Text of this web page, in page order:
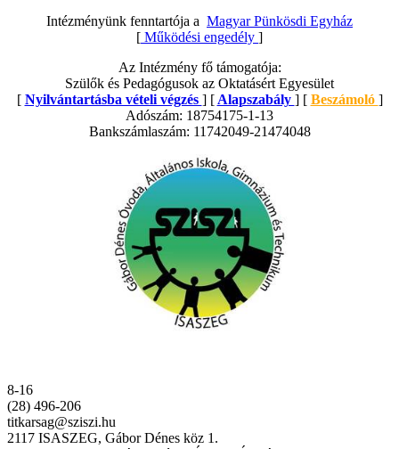
Intézményünk fenntartója a Magyar Pünkösdi Egyház
[ Működési engedély ]
Az Intézmény fő támogatója:
Szülők és Pedagógusok az Oktatásért Egyesület
[ Nyilvántartásba vételi végzés ] [ Alapszabály ] [ Beszámoló ]
Adószám: 18754175-1-13
Bankszámlaszám: 11742049-21474048
8-16
(28) 496-206
titkarsag@sziszi.hu
2117 ISASZEG, Gábor Dénes köz 1.